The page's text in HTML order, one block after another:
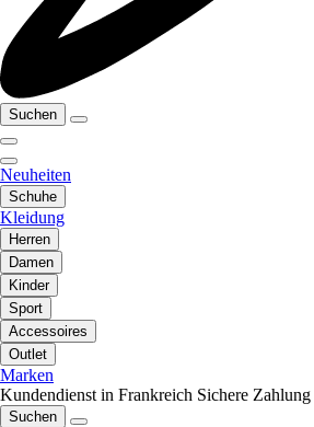
Suchen
Neuheiten
Schuhe
Kleidung
Herren
Damen
Kinder
Sport
Accessoires
Outlet
Marken
Kundendienst in Frankreich Sichere Zahlung
Suchen